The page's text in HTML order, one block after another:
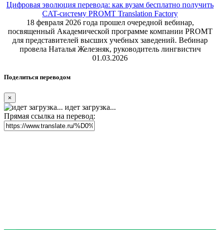
Цифровая эволюция перевода: как вузам бесплатно получить
CAT-систему PROMT Translation Factory
18 февраля 2026 года прошел очередной вебинар,
посвященный Академической программе компании PROMT
для представителей высших учебных заведений. Вебинар
провела Наталья Железняк, руководитель лингвистич
01.03.2026
Поделиться переводом
×
идет загрузка...
Прямая ссылка на перевод: